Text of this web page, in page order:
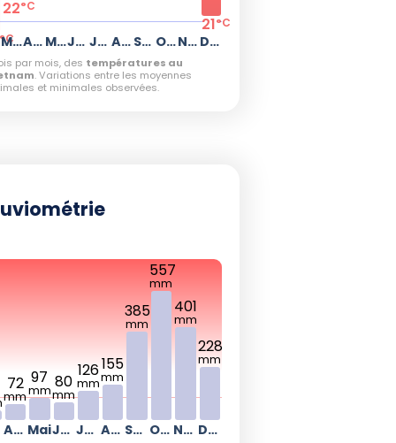
°CMars
22°C
Avril Mai Juin Juillet Août Septembre Octobre Novembre Décembre
21°C
par mois, des températures au
. Variations entre les moyennes
et minimales observées.
Avril
72
mm
Mai
97
mm
Juin
80
mm
Juillet
126
mm
Août
155
mm
Septembre
385
mm
Octobre
557
mm
Novembre
401
mm
Décembre
228
mm